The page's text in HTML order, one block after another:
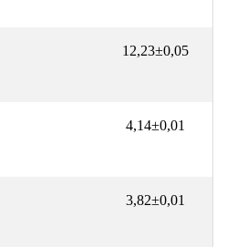
12,23±0,05
4,14±0,01
3,82±0,01